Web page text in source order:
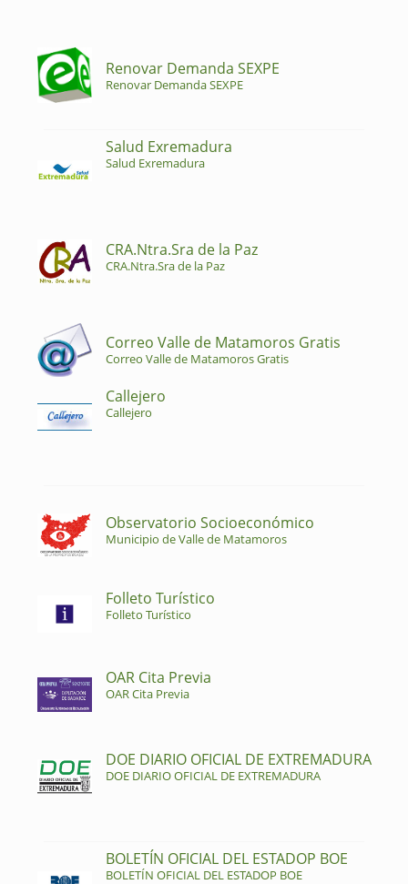
Renovar Demanda SEXPE
Renovar Demanda SEXPE
Salud Exremadura
Salud Exremadura
CRA.Ntra.Sra de la Paz
CRA.Ntra.Sra de la Paz
Correo Valle de Matamoros Gratis
Correo Valle de Matamoros Gratis
Callejero
Callejero
Observatorio Socioeconómico
Municipio de Valle de Matamoros
Folleto Turístico
Folleto Turístico
OAR Cita Previa
OAR Cita Previa
DOE DIARIO OFICIAL DE EXTREMADURA
DOE DIARIO OFICIAL DE EXTREMADURA
BOLETÍN OFICIAL DEL ESTADOP BOE
BOLETÍN OFICIAL DEL ESTADOP BOE